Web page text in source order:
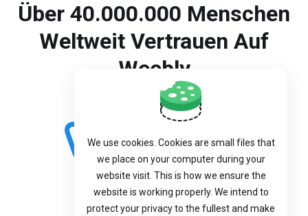
Über 40.000.000 Menschen
Weltweit Vertrauen Auf
Weebly
We use cookies. Cookies are small files that
we place on your computer during your
website visit. This is how we ensure the
website is working properly. We intend to
protect your privacy to the fullest and make